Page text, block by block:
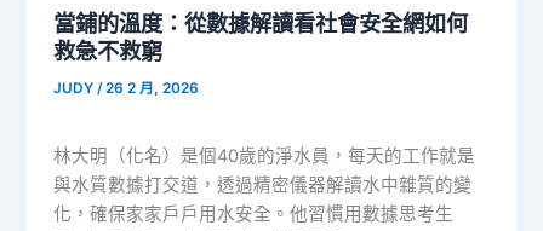
當鋪的溫度：從數據解讀看社會安全網如何
救急不救窮
JUDY /26 2 月, 2026
林大明（化名）是個40歲的淨水員，每天的工作就是
與水質數據打交道，透過精密儀器解讀水中雜質的變
化，確保家家戶戶用水安全。他習慣用數據思考生